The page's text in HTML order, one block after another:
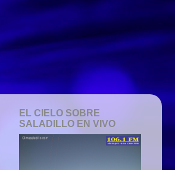
EL CIELO SOBRE
SALADILLO EN VIVO